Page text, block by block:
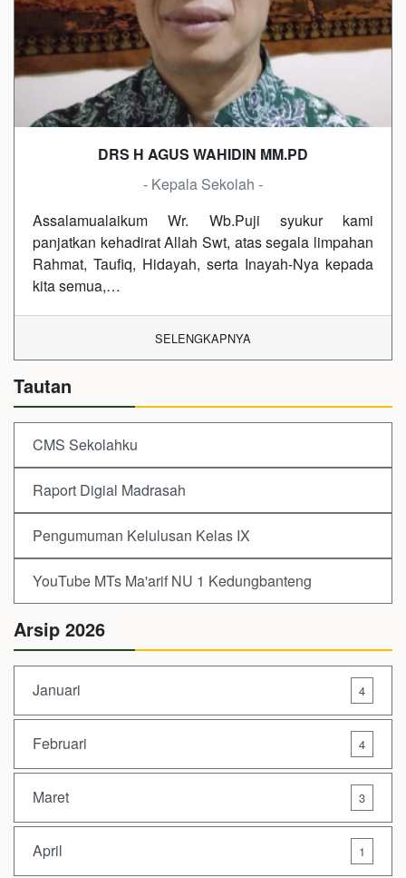
DRS H AGUS WAHIDIN MM.PD
- Kepala Sekolah -
Assalamualaikum Wr. Wb.Puji syukur kami
panjatkan kehadirat Allah Swt, atas segala limpahan
Rahmat, Taufiq, Hidayah, serta Inayah-Nya kepada
kita semua,…
SELENGKAPNYA
Tautan
CMS Sekolahku
Raport Digial Madrasah
Pengumuman Kelulusan Kelas IX
YouTube MTs Ma'arif NU 1 Kedungbanteng
Arsip 2026
Januari 4
Februari 4
Maret 3
April 1